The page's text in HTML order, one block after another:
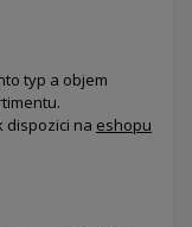
typ a objem
dispozici na eshopu